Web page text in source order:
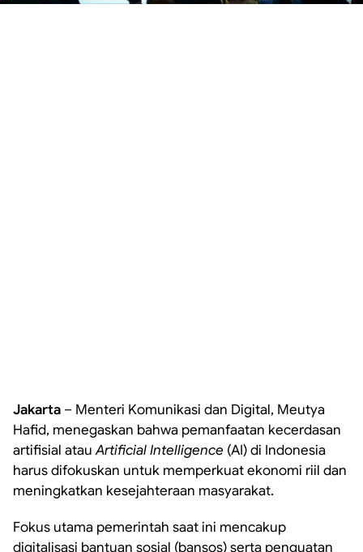
Jakarta – Menteri Komunikasi dan Digital, Meutya
Hafid, menegaskan bahwa pemanfaatan kecerdasan
artifisial atauArtificial Intelligence (AI) di Indonesia
harus difokuskan untuk memperkuat ekonomi riil dan
meningkatkan kesejahteraan masyarakat.
Fokus utama pemerintah saat ini mencakup
digitalisasi bantuan sosial (bansos) serta penguatan